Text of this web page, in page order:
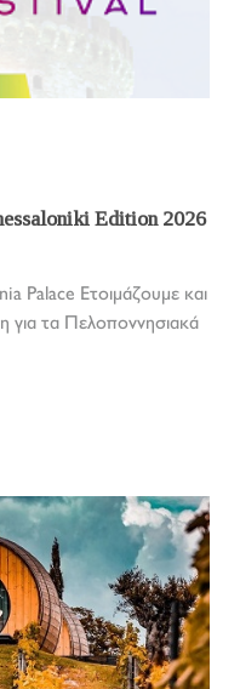
Edition 2026
Palace Eτοιμάζουμε και
για τα Πελοποννησιακά